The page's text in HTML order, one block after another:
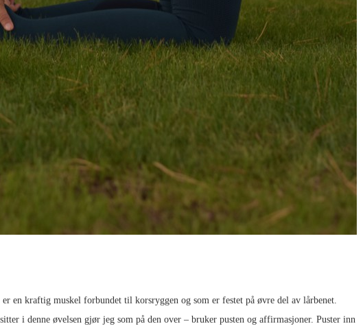
er en kraftig muskel forbundet til korsryggen og som er festet på øvre del av lårbenet.
i denne øvelsen gjør jeg som på den over – bruker pusten og affirmasjoner. Puster inn